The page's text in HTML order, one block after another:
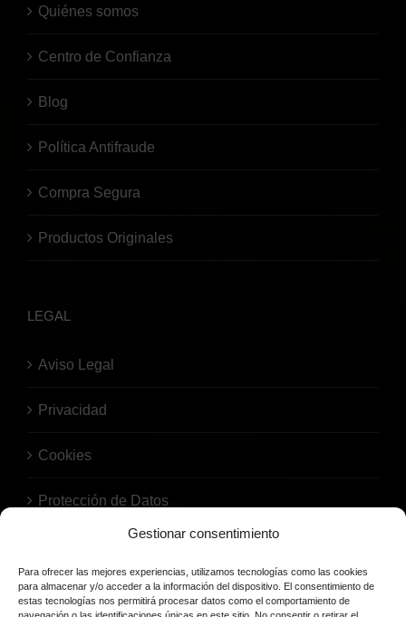
Gestionar consentimiento
Para ofrecer las mejores experiencias, utilizamos tecnologías como las cookies
para almacenar y/o acceder a la información del dispositivo. El consentimiento de
estas tecnologías nos permitirá procesar datos como el comportamiento de
Quiénes somos
Centro de Confianza
Blog
Política Antifraude
Compra Segura
Productos Originales
LEGAL
Aviso Legal
Privacidad
Cookies
Protección de Datos